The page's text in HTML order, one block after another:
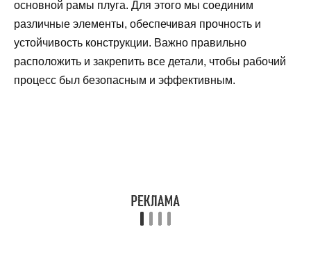
основной рамы плуга. Для этого мы соединим
различные элементы, обеспечивая прочность и
устойчивость конструкции. Важно правильно
расположить и закрепить все детали, чтобы рабочий
процесс был безопасным и эффективным.